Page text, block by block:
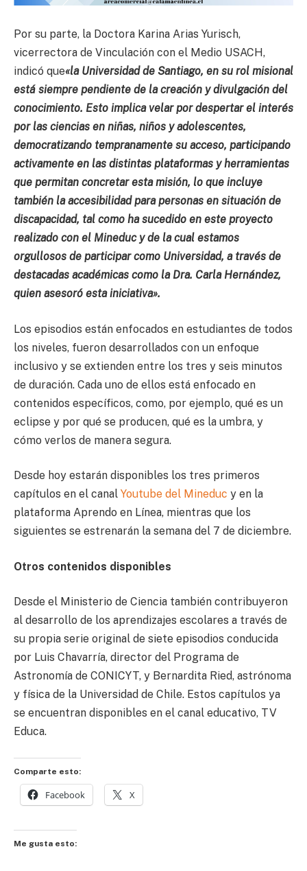
Por su parte, la Doctora Karina Arias Yurisch,
vicerrectora de Vinculación con el Medio USACH,
indicó que«la Universidad de Santiago, en su rol misional
está siempre pendiente de la creación y divulgación del
conocimiento. Esto implica velar por despertar el interés
por las ciencias en niñas, niños y adolescentes,
democratizando tempranamente su acceso, participando
activamente en las distintas plataformas y herramientas
que permitan concretar esta misión, lo que incluye
también la accesibilidad para personas en situación de
discapacidad, tal como ha sucedido en este proyecto
realizado con el Mineduc y de la cual estamos
orgullosos de participar como Universidad, a través de
destacadas académicas como la Dra. Carla Hernández,
quien asesoró esta iniciativa».
Los episodios están enfocados en estudiantes de todos
los niveles, fueron desarrollados con un enfoque
inclusivo y se extienden entre los tres y seis minutos
de duración. Cada uno de ellos está enfocado en
contenidos específicos, como, por ejemplo, qué es un
eclipse y por qué se producen, qué es la umbra, y
cómo verlos de manera segura.
Desde hoy estarán disponibles los tres primeros
capítulos en el canal Youtube del Mineduc y en la
plataforma Aprendo en Línea, mientras que los
siguientes se estrenarán la semana del 7 de diciembre.
Otros contenidos disponibles
Desde el Ministerio de Ciencia también contribuyeron
al desarrollo de los aprendizajes escolares a través de
su propia serie original de siete episodios conducida
por Luis Chavarría, director del Programa de
Astronomía de CONICYT, y Bernardita Ried, astrónoma
y física de la Universidad de Chile. Estos capítulos ya
se encuentran disponibles en el canal educativo, TV
Educa.
Comparte esto:
Facebook X
Me gusta esto: